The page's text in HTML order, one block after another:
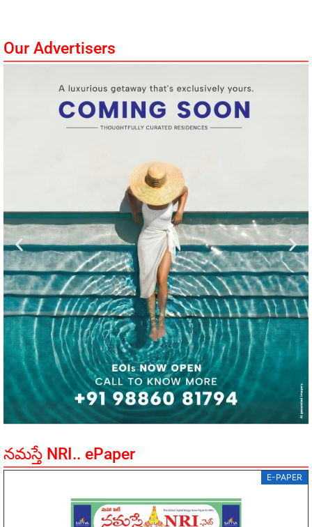
Our Advertisers
నమస్తే NRI.. ePaper
E-PAPER